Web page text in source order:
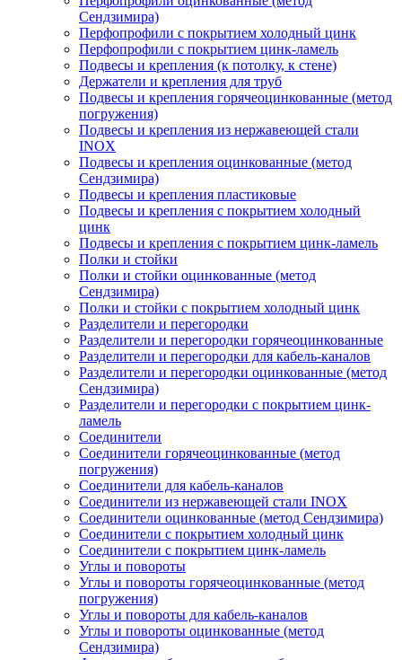
Сендзимира)
Перфопрофили с покрытием холодный цинк
Перфопрофили с покрытием цинк-ламель
Подвесы и крепления (к потолку, к стене)
Держатели и крепления для труб
Подвесы и крепления горячеоцинкованные (метод
погружения)
Подвесы и крепления из нержавеющей стали
INOX
Подвесы и крепления оцинкованные (метод
Сендзимира)
Подвесы и крепления пластиковые
Подвесы и крепления с покрытием холодный
цинк
Подвесы и крепления с покрытием цинк-ламель
Полки и стойки
Полки и стойки оцинкованные (метод
Сендзимира)
Полки и стойки с покрытием холодный цинк
Разделители и перегородки
Разделители и перегородки горячеоцинкованные
Разделители и перегородки для кабель-каналов
Разделители и перегородки оцинкованные (метод
Сендзимира)
Разделители и перегородки с покрытием цинк-
ламель
Соединители
Соединители горячеоцинкованные (метод
погружения)
Соединители для кабель-каналов
Соединители из нержавеющей стали INOX
Соединители оцинкованные (метод Сендзимира)
Соединители с покрытием холодный цинк
Соединители с покрытием цинк-ламель
Углы и повороты
Углы и повороты горячеоцинкованные (метод
погружения)
Углы и повороты для кабель-каналов
Углы и повороты оцинкованные (метод
Сендзимира)